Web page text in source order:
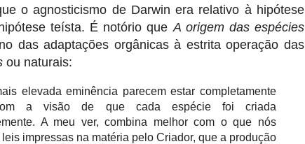
o agnosticismo de Darwin era relativo à hipótese
teísta. É notório que A origem das espécies
das adaptações orgânicas à estrita operação das
ou naturais:
elevada eminência parecem estar completamente
a visão de que cada espécie foi criada
A meu ver, combina melhor com o que nós
impressas na matéria pelo Criador, que a produção